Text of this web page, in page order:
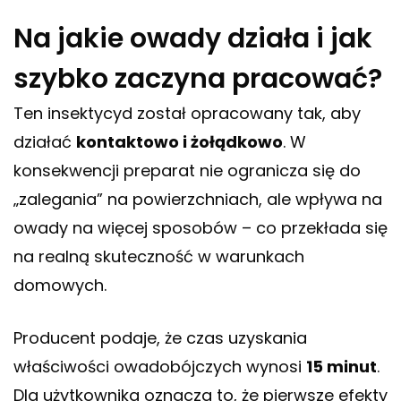
Na jakie owady działa i jak
szybko zaczyna pracować?
Ten insektycyd został opracowany tak, aby
działać kontaktowo i żołądkowo. W
konsekwencji preparat nie ogranicza się do
„zalegania” na powierzchniach, ale wpływa na
owady na więcej sposobów – co przekłada się
na realną skuteczność w warunkach
domowych.
Producent podaje, że czas uzyskania
właściwości owadobójczych wynosi 15 minut.
Dla użytkownika oznacza to, że pierwsze efekty